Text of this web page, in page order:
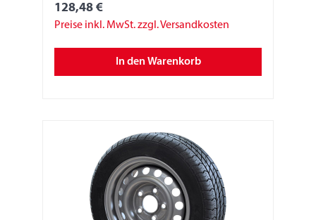
128,48 €
Preise inkl. MwSt. zzgl. Versandkosten
In den Warenkorb